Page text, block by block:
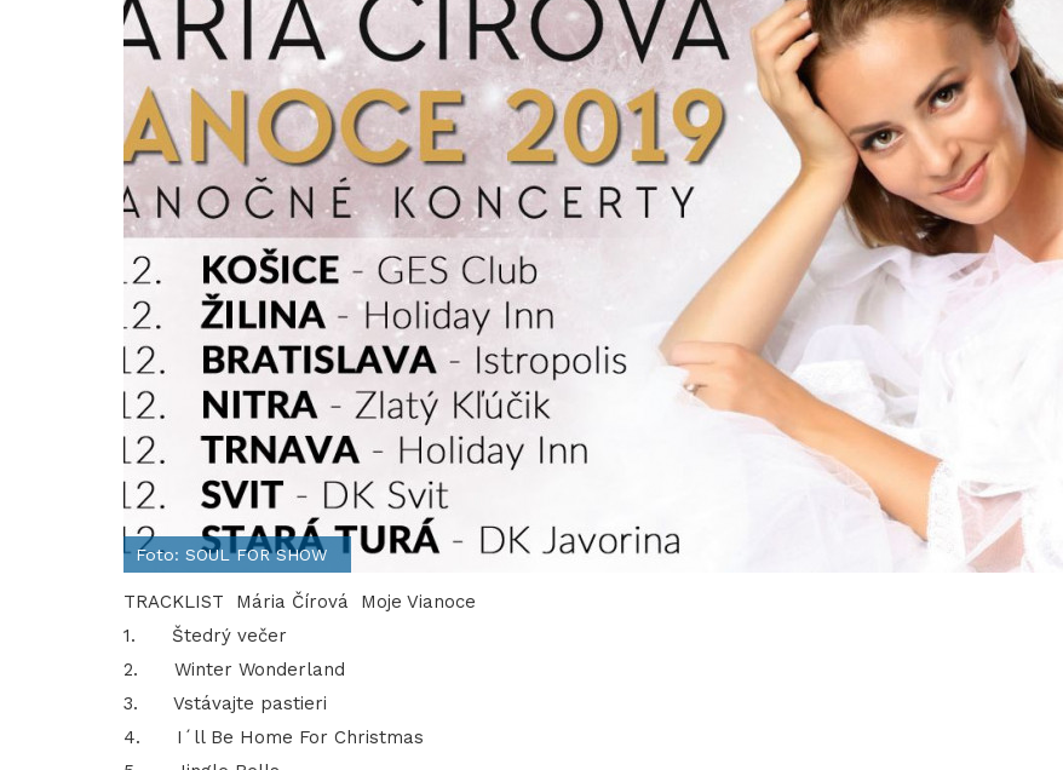
Foto: SOUL FOR SHOW
TRACKLIST Mária Čírová Moje Vianoce
1. Štedrý večer
2. Winter Wonderland
3. Vstávajte pastieri
4. I´ll Be Home For Christmas